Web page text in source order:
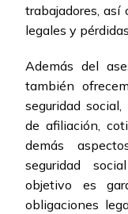
trabajadores, así
legales y
Además del
también
seguridad
de afiliación,
demás
seguridad
objetivo es
obligaciones